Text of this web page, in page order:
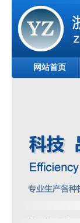
网站首页